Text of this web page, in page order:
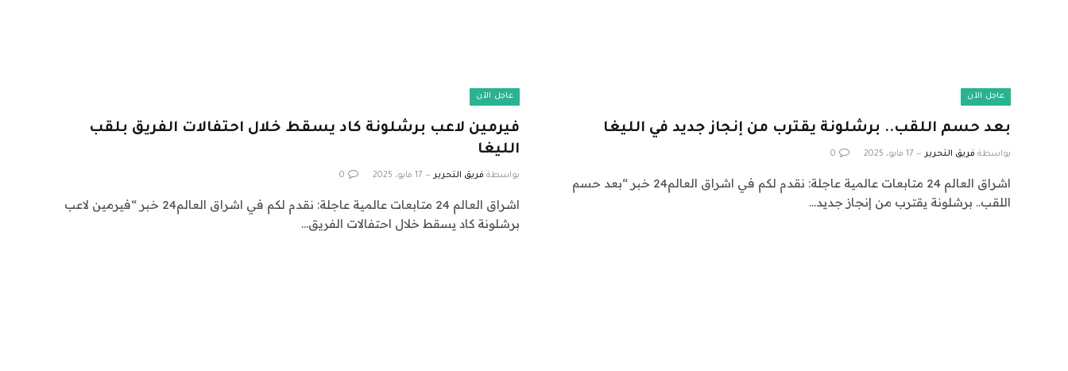
عاجل الآن
بعد حسم اللقب.. برشلونة يقترب من إنجاز جديد في الليغا
بواسطة فريق التحرير 17 مايو، 2025 0
اشراق العالم 24 متابعات عالمية عاجلة: نقدم لكم في اشراق العالم24 خبر “بعد حسم
اللقب.. برشلونة يقترب من إنجاز جديد…
عاجل الآن
فيرمين لاعب برشلونة كاد يسقط خلال احتفالات الفريق بلقب
الليغا
بواسطة فريق التحرير 17 مايو، 2025 0
اشراق العالم 24 متابعات عالمية عاجلة: نقدم لكم في اشراق العالم24 خبر “فيرمين لاعب
برشلونة كاد يسقط خلال احتفالات الفريق…